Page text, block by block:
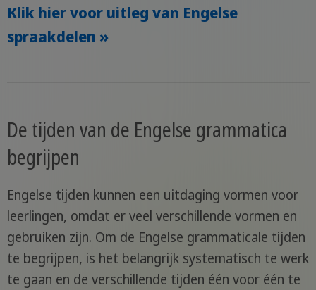
Klik hier voor uitleg van Engelse
spraakdelen »
De tijden van de Engelse grammatica
begrijpen
Engelse tijden kunnen een uitdaging vormen voor
leerlingen, omdat er veel verschillende vormen en
gebruiken zijn. Om de Engelse grammaticale tijden
te begrijpen, is het belangrijk systematisch te werk
te gaan en de verschillende tijden één voor één te